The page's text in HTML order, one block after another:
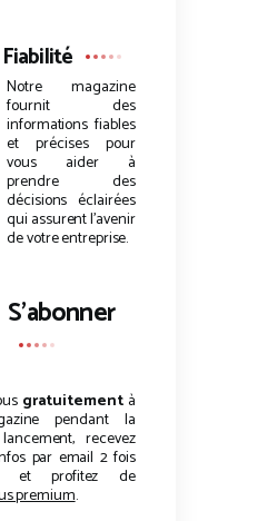
Fiabilité
Notre magazine
fournit des
informations fiables
et précises pour
vous aider à
prendre des
décisions éclairées
qui assurent l’avenir
de votre entreprise.
S'abonner
gratuitementà
pendant la
recevez
par email 2 fois
et profitez de
premium.